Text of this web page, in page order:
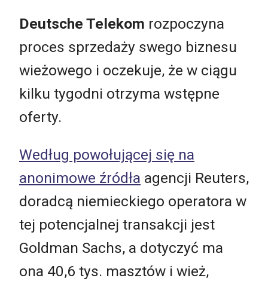
Deutsche Telekom rozpoczyna
proces sprzedaży swego biznesu
wieżowego i oczekuje, że w ciągu
kilku tygodni otrzyma wstępne
oferty.
Według powołującej się na
anonimowe źródła agencji Reuters,
doradcą niemieckiego operatora w
tej potencjalnej transakcji jest
Goldman Sachs, a dotyczyć ma
ona 40,6 tys. masztów i wież,